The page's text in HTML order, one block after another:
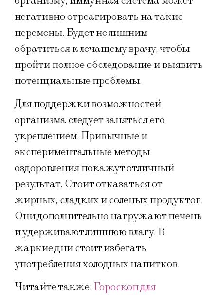
негативно отреагировать на такие
перемены. Будет не лишним
обратиться к лечащему врачу, чтобы
пройти полное обследование и выявить
потенциальные проблемы.
Для поддержки возможностей
организма следует заняться его
укреплением. Привычные и
экспериментальные методы
оздоровления покажут отличный
результат. Стоит отказаться от
жирных, сладких и соленых продуктов.
Они дополнительно нагружают печень
и удерживают лишнюю влагу. В
жаркие дни стоит избегать
употребления холодных напитков.
Читайте также: Гороскоп для